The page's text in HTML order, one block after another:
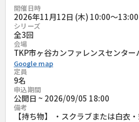
開催日時
2026年11月12日 (木) 10:00〜13:00
シリーズ
全3回
会場
TKP市ヶ谷カンファレンスセンタ
Google map
定員
9名
申込期間
公開日 ~ 2026/09/05 18:00
備考
【持ち物】 ・スクラブまたは白衣